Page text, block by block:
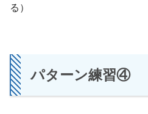
る）
パターン練習④